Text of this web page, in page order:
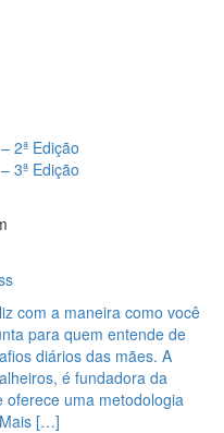
2ª Edição
3ª Edição
com a maneira como você
para quem entende de
diários das mães. A
é fundadora da
uma metodologia
[…]